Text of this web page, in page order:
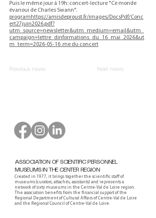
Puis le même jour à 19h: concert-lecture "Ce monde
évanoui de Charles Swann".
program https://amisdeproust.fr/images/DocsPdf/Conc
ert27juin2026.pdf?
utm_source=newsletter&utm_medium=email&utm_
campaign=lettre_dinformations_du_16_mai_2026&ut
m_term=2026-05-16 .me du concert
Previous news Next news
ASSOCIATION OF SCIENTIFIC PERSONNEL
MUSEUMS IN THE CENTER REGION
Created in 1977, it brings together the scientific staff of
museums (curators, attachés, assistants) and represents a
network of sixty museums in the Centre-Val de Loire region.
The association benefits from the financial support of the
Regional Department of Cultural Affairs of Centre-Val de Loire
and the Regional Council of Centre-Val de Loire.